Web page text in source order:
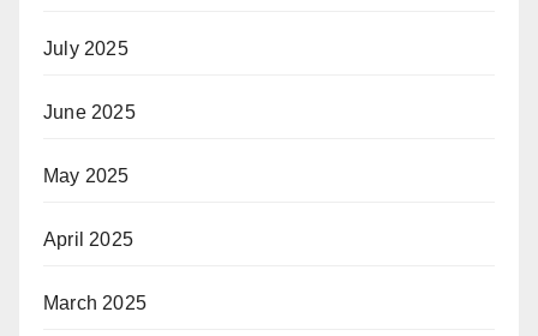
July 2025
June 2025
May 2025
April 2025
March 2025